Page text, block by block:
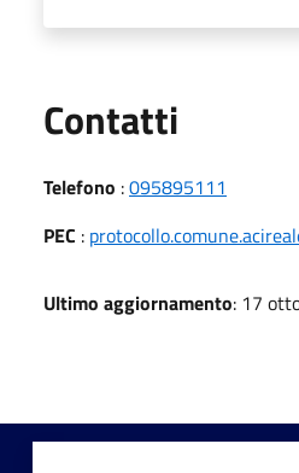
Contatti
Telefono :095895111
PEC :
Ultimo aggiornamento: 17